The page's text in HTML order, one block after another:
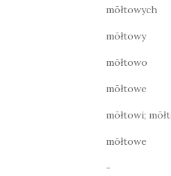
mōłtowych
mōłtowy
mōłtowo
mōłtowe
mōłtowi;
mōłtowe
-